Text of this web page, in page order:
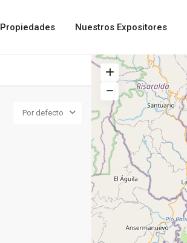
Propiedades Nuestros Expositores
Por defecto